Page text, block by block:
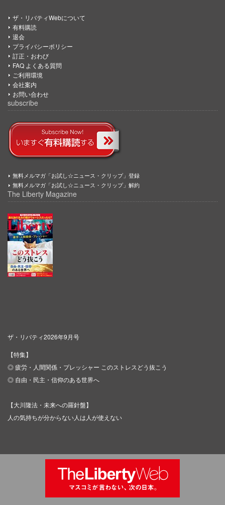
ザ・リバティWebについて
有料購読
退会
プライバシーポリシー
訂正・おわび
FAQ よくある質問
ご利用環境
会社案内
お問い合わせ
subscribe
無料メルマガ「お試し☆ニュース・クリップ」登録
無料メルマガ「お試し☆ニュース・クリップ」解約
The Liberty Magazine
ザ・リバティ2026年9月号
【特集】
◎ 疲労・人間関係・プレッシャー このストレスどう抜こう
◎ 自由・民主・信仰のある世界へ
【大川隆法・未来への羅針盤】
人の気持ちが分からない人は人が使えない